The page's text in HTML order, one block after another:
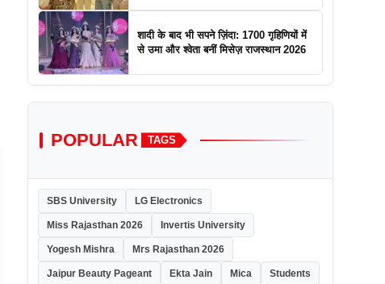
शादी के बाद भी सपने ज़िंदा: 1700 गृहिणियों में
से उमा और श्वेता बनीं मिसेज़ राजस्थान 2026
POPULAR TAGS
SBS University LG Electronics
Miss Rajasthan 2026 Invertis University
Yogesh Mishra Mrs Rajasthan 2026
Jaipur Beauty Pageant Ekta Jain Mica Students